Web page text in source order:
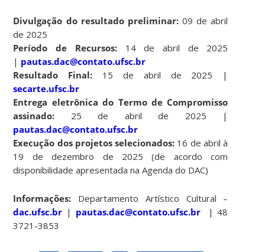
Divulgação do resultado preliminar:09 de abril
de 2025
Período de Recursos: 14 de abril de 2025
| pautas.dac@contato.ufsc.br
Resultado Final: 15 de abril de 2025 |
secarte.ufsc.br
Entrega eletrônica do Termo de Compromisso
assinado: 25 de abril de 2025 |
pautas.dac@contato.ufsc.br
Execução dos projetos selecionados: 16 de abril à
19 de dezembro de 2025 (de acordo com
disponibilidade apresentada na Agenda do DAC)
Informações: Departamento Artístico Cultural –
dac.ufsc.br | pautas.dac@contato.ufsc.br| 48
3721-3853